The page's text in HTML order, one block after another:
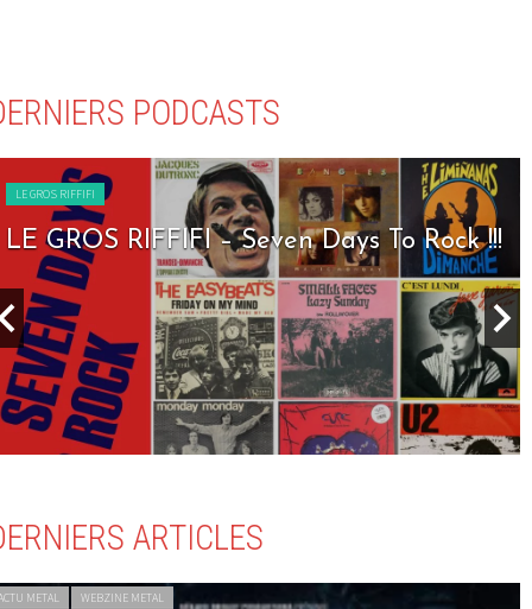
PODCASTS
LE GROS RIFFIFI
LE GROS RIFFIFI – Seven Days To Rock !!!
ARTICLES
METAL WEBZINE METAL